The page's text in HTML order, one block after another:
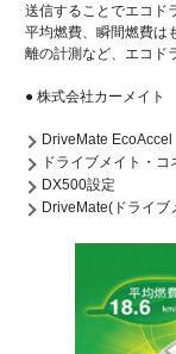
送信することでエコド
平均燃費、瞬間燃費は
離の計測など、エコド
● 株式会社カーメイト
DriveMate EcoAccel
ドライブメイト・
DX500設定
DriveMate(ドライブ